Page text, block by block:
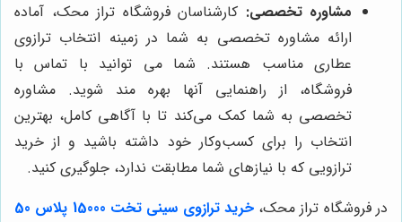
مشاوره تخصصی: کارشناسان فروشگاه تراز محک، آماده
ارائه مشاوره تخصصی به شما در زمینه انتخاب ترازوی
عطاری مناسب هستند. شما می توانید با تماس با
فروشگاه، از راهنمایی آنها بهره مند شوید. مشاوره
تخصصی به شما کمک می‌کند تا با آگاهی کامل، بهترین
انتخاب را برای کسب‌وکار خود داشته باشید و از خرید
ترازویی که با نیازهای شما مطابقت ندارد، جلوگیری کنید.
در فروشگاه تراز محک،
خرید ترازوی سینی تخت 15000 پلاس 50